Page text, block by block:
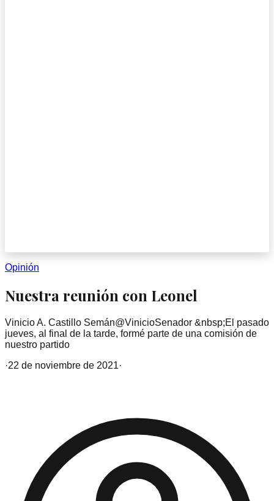
Opinión
Nuestra reunión con Leonel
Vinicio A. Castillo Semán@VinicioSenador &nbsp;El pasado
jueves, al final de la tar­de, formé par­te de una comi­sión de
nuestro partido
·22 de noviembre de 2021·